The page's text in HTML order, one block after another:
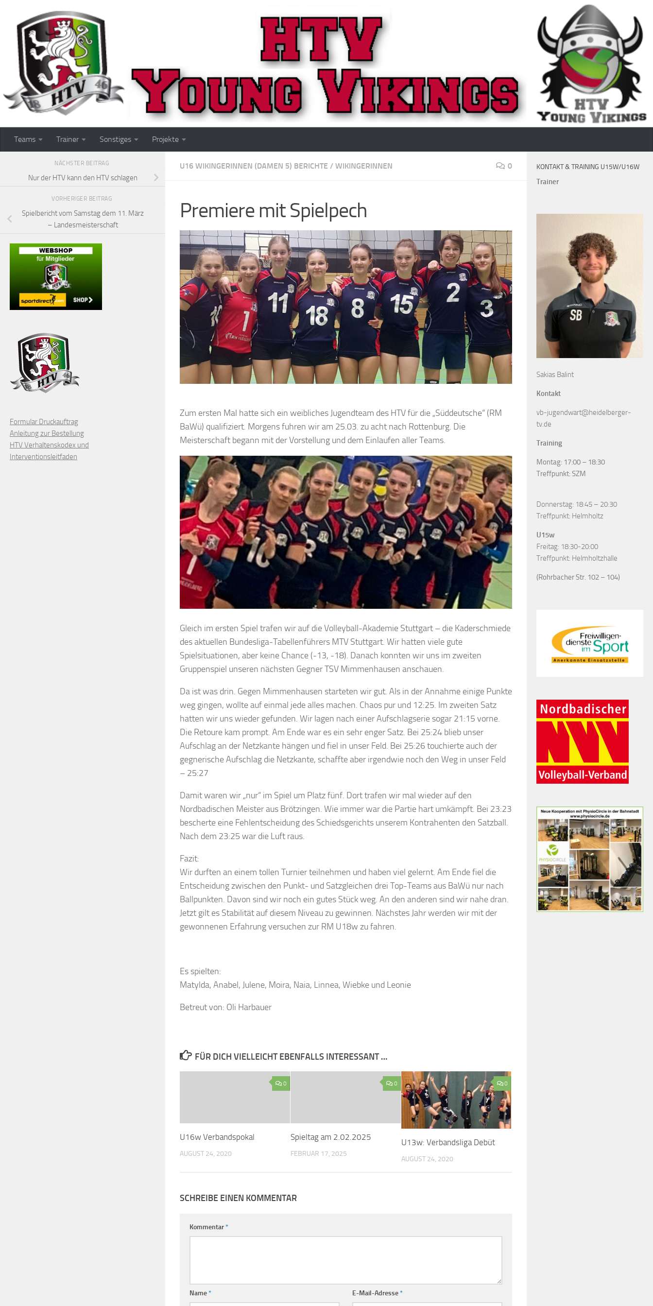
Zum Inhalt springen
Teams Trainer Sonstiges Projekte
U16 WIKINGERINNEN (DAMEN 5) BERICHTE / WIKINGERINNEN 0
Premiere mit Spielpech
Zum ersten Mal hatte sich ein weibliches Jugendteam des HTV für die „Süddeutsche“ (RM
BaWü) qualifiziert. Morgens fuhren wir am 25.03. zu acht nach Rottenburg. Die
Meisterschaft begann mit der Vorstellung und dem Einlaufen aller Teams.
Gleich im ersten Spiel trafen wir auf die Volleyball-Akademie Stuttgart – die Kaderschmiede
des aktuellen Bundesliga-Tabellenführers MTV Stuttgart. Wir hatten viele gute
Spielsituationen, aber keine Chance (-13, -18). Danach konnten wir uns im zweiten
Gruppenspiel unseren nächsten Gegner TSV Mimmenhausen anschauen.
Da ist was drin. Gegen Mimmenhausen starteten wir gut. Als in der Annahme einige Punkte
weg gingen, wollte auf einmal jede alles machen. Chaos pur und 12:25. Im zweiten Satz
hatten wir uns wieder gefunden. Wir lagen nach einer Aufschlagserie sogar 21:15 vorne.
Die Retoure kam prompt. Am Ende war es ein sehr enger Satz. Bei 25:24 blieb unser
Aufschlag an der Netzkante hängen und fiel in unser Feld. Bei 25:26 touchierte auch der
gegnerische Aufschlag die Netzkante, schaffte aber irgendwie noch den Weg in unser Feld
– 25:27
Damit waren wir „nur“ im Spiel um Platz fünf. Dort trafen wir mal wieder auf den
Nordbadischen Meister aus Brötzingen. Wie immer war die Partie hart umkämpft. Bei 23:23
bescherte eine Fehlentscheidung des Schiedsgerichts unserem Kontrahenten den Satzball.
Nach dem 23:25 war die Luft raus.
Fazit:
Wir durften an einem tollen Turnier teilnehmen und haben viel gelernt. Am Ende fiel die
Entscheidung zwischen den Punkt- und Satzgleichen drei Top-Teams aus BaWü nur nach
Ballpunkten. Davon sind wir noch ein gutes Stück weg. An den anderen sind wir nahe dran.
Jetzt gilt es Stabilität auf diesem Niveau zu gewinnen. Nächstes Jahr werden wir mit der
gewonnenen Erfahrung versuchen zur RM U18w zu fahren.
Es spielten:
Matylda, Anabel, Julene, Moira, Naia, Linnea, Wiebke und Leonie
Betreut von: Oli Harbauer
FÜR DICH VIELLEICHT EBENFALLS INTERESSANT …
0
U16w Verbandspokal
AUGUST 24, 2020
0
Spieltag am 2.02.2025
FEBRUAR 17, 2025
0
U13w: Verbandsliga Debüt
AUGUST 24, 2020
SCHREIBE EINEN KOMMENTAR
Kommentar*
Name* E-Mail-Adresse*
NÄCHSTER BEITRAG
Nur der HTV kann den HTV schlagen
VORHERIGER BEITRAG
Spielbericht vom Samstag dem 11. März
– Landesmeisterschaft
Formular Druckauftrag
Anleitung zur Bestellung
HTV Verhaltenskodex und
Interventionsleitfaden
KONTAKT & TRAINING U15W/U16W
Trainer
Sakias Balint
Kontakt
vb-jugendwart@heidelberger-
tv.de
Training
Montag: 17:00 – 18:30
Treffpunkt: SZM
Donnerstag: 18:45 – 20:30
Treffpunkt: Helmholtz
U15w
Freitag: 18:30-20:00
Treffpunkt: Helmholtzhalle
(Rohrbacher Str. 102 – 104)